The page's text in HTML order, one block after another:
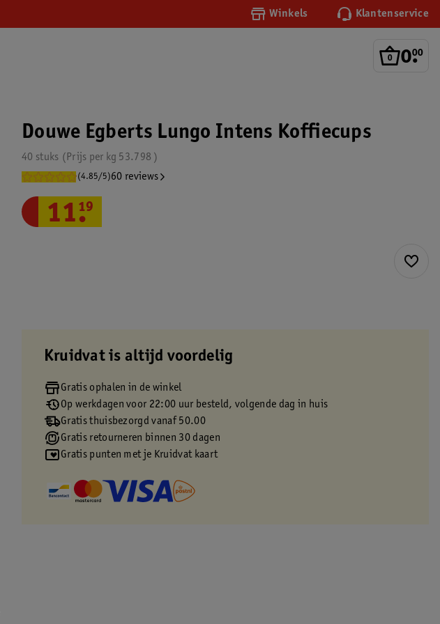
Winkels Klantenservice
0.
00
Douwe Egberts Lungo Intens Koffiecups
40 stuks 53.798
Prijs per kg
(4.85/5)60 reviews
11.
19
Kruidvat is altijd voordelig
Gratis ophalen in de winkel
Op werkdagen voor 22:00 uur besteld, volgende dag in huis
Gratis thuisbezorgd vanaf 50.00
Gratis retourneren binnen 30 dagen
Gratis punten met je Kruidvat kaart